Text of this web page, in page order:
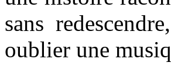
sans
oublier une